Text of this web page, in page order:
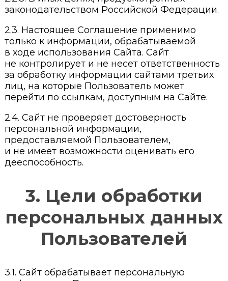
законодательством Российской Федерации.
2.3. Настоящее Соглашение применимо
только к информации, обрабатываемой
в ходе использования Сайта. Сайт
не контролирует и не несет ответственность
за обработку информации сайтами третьих
лиц, на которые Пользователь может
перейти по ссылкам, доступным на Сайте.
2.4. Сайт не проверяет достоверность
персональной информации,
предоставляемой Пользователем,
и не имеет возможности оценивать его
дееспособность.
3. Цели обработки
персональных данных
Пользователей
3.1. Сайт обрабатывает персональную